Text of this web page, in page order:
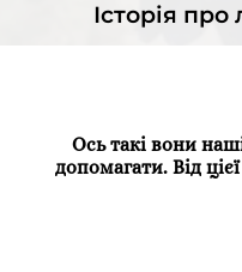
Історія про
Ось такі вони
допомагати. Від